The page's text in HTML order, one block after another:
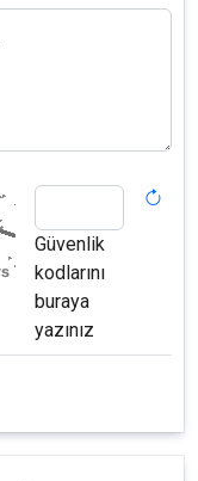
Güvenlik
kodlarını
buraya
yazınız